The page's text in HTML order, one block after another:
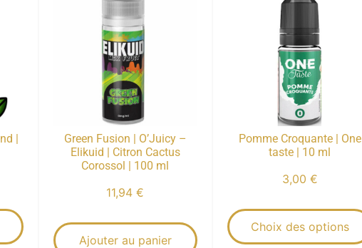
|
Green Fusion | O’Juicy –
Elikuid | Citron Cactus
Corossol | 100 ml
11,94€
Ajouter au panier
Pomme Croquante | One
taste | 10 ml
3,00 €
Choix des options